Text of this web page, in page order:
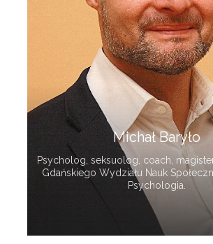
Michał Baryło
Psycholog, seksuolog, coach,
Gdańskiego Wydziału Nauk
Psychologia.